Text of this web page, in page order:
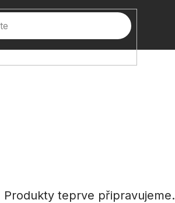
Produkty teprve připravujeme.